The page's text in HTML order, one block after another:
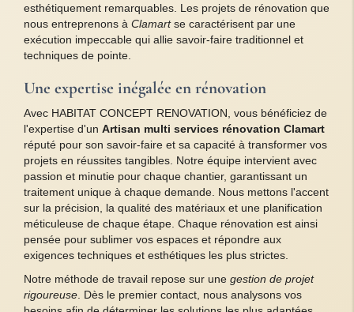
esthétiquement remarquables. Les projets de rénovation que
nous entreprenons à Clamartse caractérisent par une
exécution impeccable qui allie savoir-faire traditionnel et
techniques de pointe.
Une expertise inégalée en rénovation
Avec HABITAT CONCEPT RENOVATION, vous bénéficiez de
l'expertise d'un Artisan multi services rénovation Clamart
réputé pour son savoir-faire et sa capacité à transformer vos
projets en réussites tangibles. Notre équipe intervient avec
passion et minutie pour chaque chantier, garantissant un
traitement unique à chaque demande. Nous mettons l'accent
sur la précision, la qualité des matériaux et une planification
méticuleuse de chaque étape. Chaque rénovation est ainsi
pensée pour sublimer vos espaces et répondre aux
exigences techniques et esthétiques les plus strictes.
Notre méthode de travail repose sur une gestion de projet
rigoureuse . Dès le premier contact, nous analysons vos